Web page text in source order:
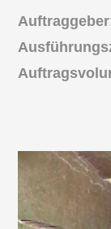
Auftraggeber